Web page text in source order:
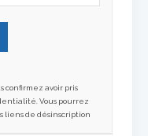
confirmez avoir pris
Vous pourrez
liens de désinscription